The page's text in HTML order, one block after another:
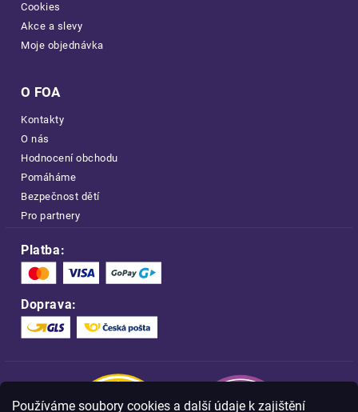
Používáme soubory cookies a další údaje k zajištění
Cookies
Akce a slevy
Moje objednávka
O FOA
Kontakty
O nás
Hodnocení obchodu
Pomáháme
Bezpečnost dětí
Pro partnery
Platba:
Doprava: